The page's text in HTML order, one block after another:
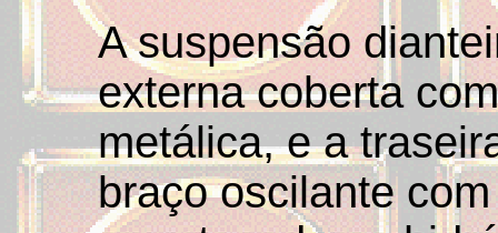
A suspensão
externa coberta
metálica, e a
braço oscilante